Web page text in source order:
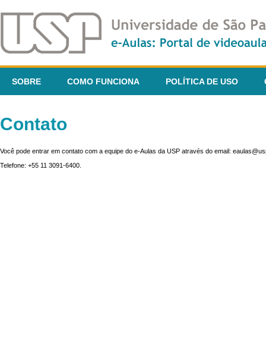
SOBRE COMO FUNCIONA POLÍTICA DE USO
Contato
Você pode entrar em contato com a equipe do e-Aulas da USP através do email:
Telefone: +55 11 3091-6400.